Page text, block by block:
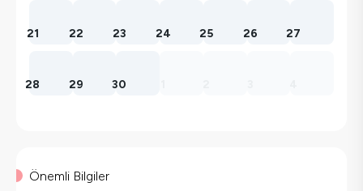
21 22 23 24 25 26 27
28 29 30
Önemli Bilgiler